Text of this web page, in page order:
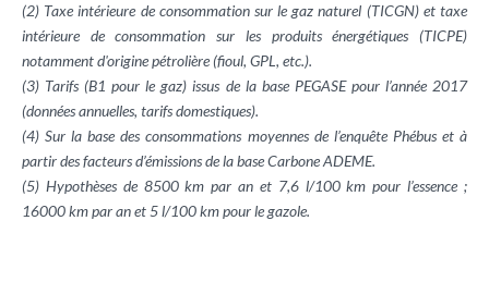
(2) Taxe intérieure de consommation sur le gaz naturel (TICGN) et taxe
intérieure de consommation sur les produits énergétiques (TICPE)
notamment d'origine pétrolière (fioul, GPL, etc.).
(3) Tarifs (B1 pour le gaz) issus de la base PEGASE pour l’année 2017
(données annuelles, tarifs domestiques).
(4) Sur la base des consommations moyennes de l’enquête Phébus et à
partir des facteurs d’émissions de la base Carbone ADEME.
(5) Hypothèses de 8500 km par an et 7,6 l/100 km pour l’essence ;
16000 km par an et 5 l/100 km pour le gazole.